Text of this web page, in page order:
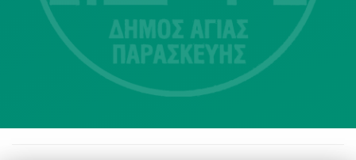
213 2004500
dimos@agiaparaskevi.gr